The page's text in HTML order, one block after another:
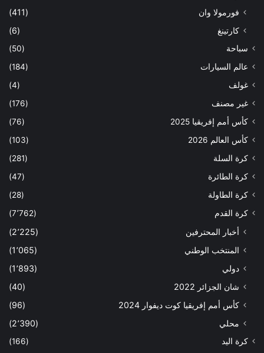
فورمولا وان
(411)
كارتينغ
(6)
سباحة
(50)
عالم السيارات
(184)
غولف
(4)
غير مصنف
(176)
كأس أمم إفريقيا 2025
(76)
كأس العالم 2026
(103)
كرة السلة
(281)
كرة الطائرة
(47)
كرة الطاولة
(28)
كرة القدم
(7٬762)
أخبار المحترفين
(2٬225)
المنتخب الوطني
(1٬065)
دولي
(1٬893)
شان الجزائر 2022
(40)
كأس أمم إفريقيا كوت ديفوار 2024
(96)
محلي
(2٬390)
كرة اليد
(166)